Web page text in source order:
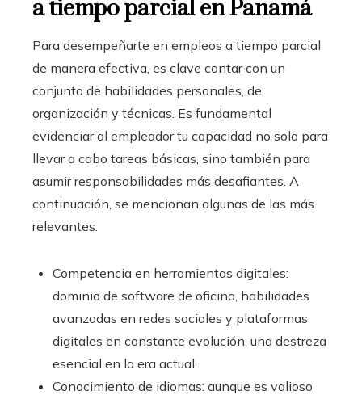
a tiempo parcial en Panamá
Para desempeñarte en empleos a tiempo parcial
de manera efectiva, es clave contar con un
conjunto de habilidades personales, de
organización y técnicas. Es fundamental
evidenciar al empleador tu capacidad no solo para
llevar a cabo tareas básicas, sino también para
asumir responsabilidades más desafiantes. A
continuación, se mencionan algunas de las más
relevantes:
Competencia en herramientas digitales:
dominio de software de oficina, habilidades
avanzadas en redes sociales y plataformas
digitales en constante evolución, una destreza
esencial en la era actual.
Conocimiento de idiomas: aunque es valioso